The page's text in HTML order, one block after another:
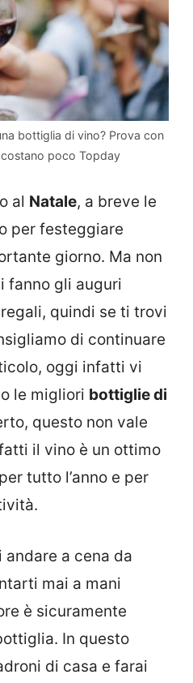
bottiglia di vino? Prova con
poco Topday
al Natale, a breve le
per festeggiare
giorno. Ma non
fanno gli auguri
quindi se ti trovi
di continuare
oggi infatti vi
le migliori bottiglie di
questo non vale
il vino è un ottimo
tutto l’anno e per
a cena da
mai a mani
è sicuramente
In questo
di casa e farai